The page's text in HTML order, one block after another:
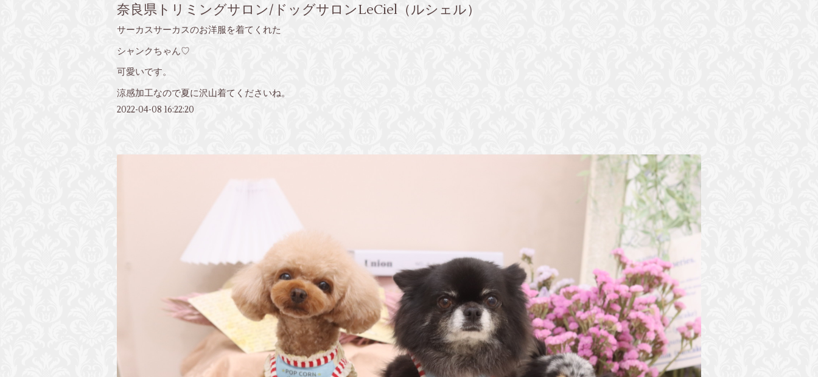
奈良県トリミングサロン/ドッグサロンLeCiel（ルシェル）
サーカスサーカスのお洋服を着てくれた
シャンクちゃん♡
可愛いです。
涼感加工なので夏に沢山着てくださいね。
2022-04-08 16:22:20